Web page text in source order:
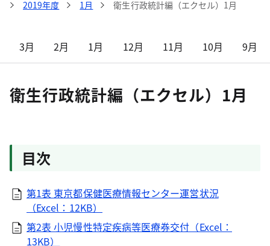
2019年度
1月 衛生行政統計編（エクセル）1月
3月 2月 1月 12月 11月 10月 9月
衛生行政統計編（エクセル）1月
目次
第1表 東京都保健医療情報センター運営状況
（Excel：12KB）
第2表 小児慢性特定疾病等医療券交付（Excel：
13KB）